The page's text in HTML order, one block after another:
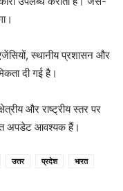
स्थानीय प्रशासन और
दी गई है।
और राष्ट्रीय स्तर पर
अपडेट आवश्यक हैं।
उत्तर प्रदेश
भारत